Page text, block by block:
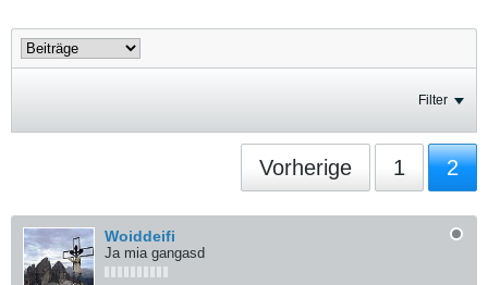
Filter
Vorherige 1 2
Woiddeifi
Ja mia gangasd